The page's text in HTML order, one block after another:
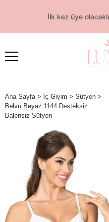
İlk kez üye
Ana Sayfa > İç Giyim > Sütyen >
Belvü Beyaz 1144 Desteksiz
Balensiz Sütyen